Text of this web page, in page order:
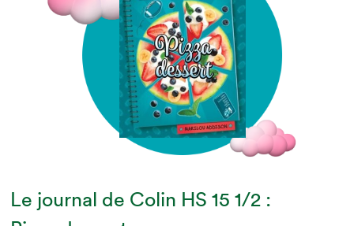
Le journal de Colin HS 15 1/2 :